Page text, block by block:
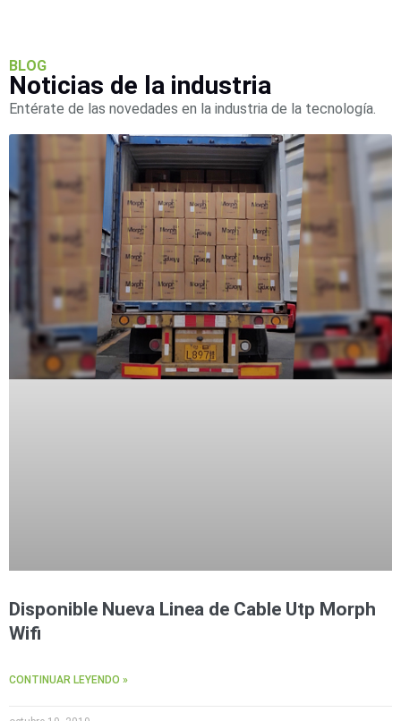
(SSD)
Software
VMS y
Analíticas
EPCOM
Cloud
HIKVISION Honeywell
Wisenet
Wave XMR
CEIBAII /
KAPOK
Videograbadoras
Móviles,
Dash
Cams y
Body
Cams
AccesoriosBody
IP
BLOG
Noticias de la industria
Entérate de las novedades en la industria de la tecnología.
Disponible Nueva Linea de Cable Utp Morph
Wifi
CONTINUAR LEYENDO »